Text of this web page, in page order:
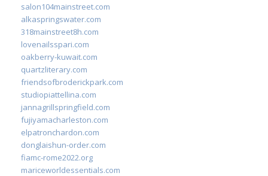
salon104mainstreet.com
alkaspringswater.com
318mainstreet8h.com
lovenailsspari.com
oakberry-kuwait.com
quartzliterary.com
friendsofbroderickpark.com
studiopiattellina.com
jannagrillspringfield.com
fujiyamacharleston.com
elpatronchardon.com
donglaishun-order.com
fiamc-rome2022.org
mariceworldessentials.com